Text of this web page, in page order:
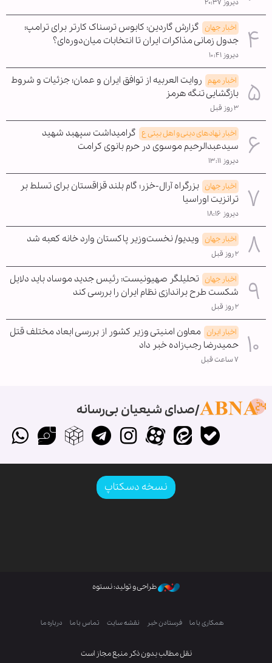
دیروز ۲۰:۳۷
اخبار جهان گزارش گاردین: کابوس ترسناک کارتر برای ترامپ؛
جدول زمانی مذاکرات ایران تا انتخابات میان‌دوره‌ای؟
دیروز ۱۰:۴۱
اخبار مهم روایت العربیه از توافق ایران و عمان؛ جزئیات و شروط
بازگشایی تنگه هرمز
۳ روز قبل
اخبار نهادهای دینی و اهل بیتی ع گرامیداشت سپهبد شهید
سیدعبدالرحیم موسوی در حرم بانوی کرامت
دیروز ۱۳:۱۱
اخبار جهان بزرگراه آرال-خزر؛ گام بلند قزاقستان برای تسلط بر
ترانزیت اوراسیا
دیروز ۱۸:۱۶
اخبار جهان ویدیو/ نخست‌وزیر پاکستان وارد خانه کعبه شد
۲ روز قبل
اخبار جهان تحلیلگر صهیونیست: رئیس جدید موساد باید دلایل
شکست طرح براندازی نظام ایران را بررسی کند
۲ روز قبل
اخبار ایران معاون امنیتی وزیر کشور از بررسی ابعاد مختلف قتل
حمیدرضا رجب‌زاده خبر داد
۷ ساعت قبل
صدای شیعیان بی‌رسانه
نسخه دسکتاپ
نقل مطالب بدون ذکر منبع مجاز است
طراحی و تولید: نستوه
همکاری با ما فرستادن خبر نقشه سایت تماس با ما درباره ما